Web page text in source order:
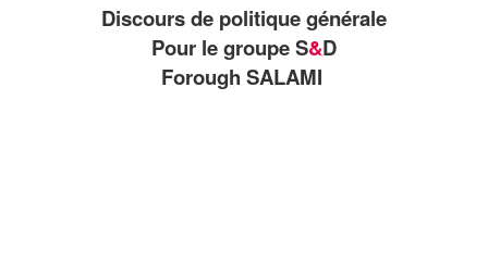
Discours de politique générale
Pour le groupe S&D
Forough SALAMI